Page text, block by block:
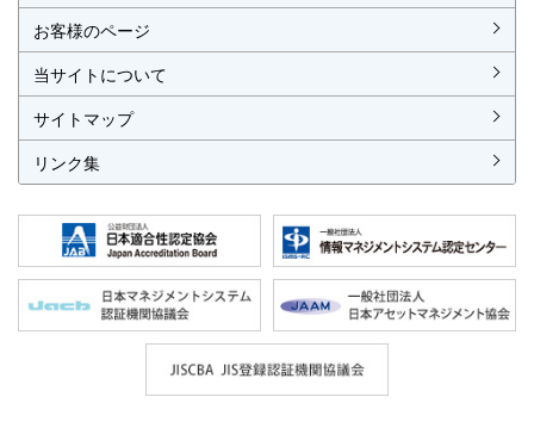
お客様のページ
当サイトについて
サイトマップ
リンク集